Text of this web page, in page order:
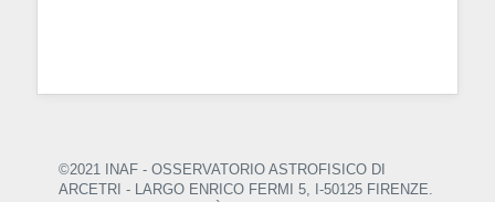
©2021 INAF - OSSERVATORIO ASTROFISICO DI
ARCETRI - LARGO ENRICO FERMI 5, I-50125 FIRENZE.